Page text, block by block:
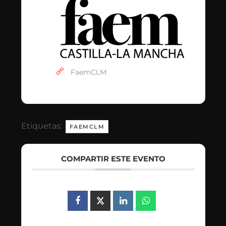
FaemCLM
Etiquetas: FAEMCLM
COMPARTIR ESTE EVENTO